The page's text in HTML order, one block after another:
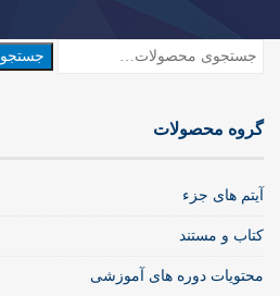
جستجو
گروه محصولات
آیتم های جزء
کتاب و مستند
محتویات دوره های آموزشی